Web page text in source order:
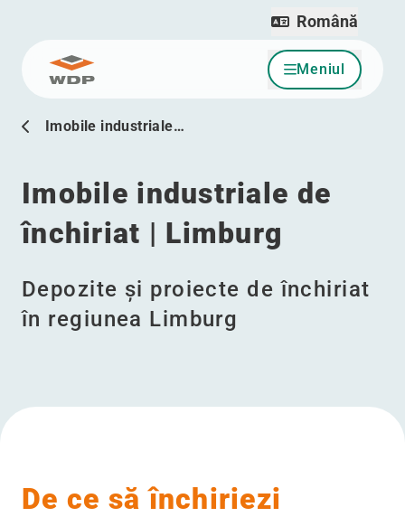
Sari la conținut Meniul
Română
Imobile industriale…
Imobile industriale de
închiriat | Limburg
Depozite și proiecte de închiriat
în regiunea Limburg
De ce să închiriezi